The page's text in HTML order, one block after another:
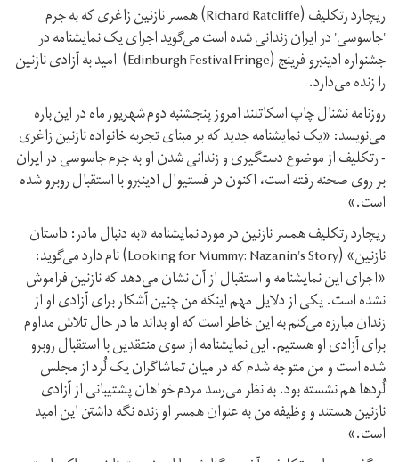
ریچارد رتکلیف (Richard Ratcliffe) همسر نازنین زاغری که به جرم
'جاسوسی' در ایران زندانی شده است می‌گوید اجرای یک نمایشنامه در
جشنواره ادینبرو فرینج (Edinburgh Festival Fringe) امید به آزادی نازنین
را زنده می‌دارد.
روزنامه نشنال چاپ اسکاتلند امروز پنجشنبه دوم شهریور ماه در این باره
می‌نویسد: «یک نمایشنامه جدید که بر مبنای تجربه خانواده نازنین زاغری
- رتکلیف از موضوع دستگیری و زندانی شدن او به جرم جاسوسی در ایران
بر روی صحنه رفته است، اکنون در فستیوال ادینبرو با استقبال روبرو شده
است.»
ریچارد رتکلیف همسر نازنین در مورد نمایشنامه «به دنبال مادر: داستان
نازنین» (Looking for Mummy: Nazanin's Story) نام دارد می‌گوید:
«اجرای این نمایشنامه و استقبال از آن نشان می‌دهد که نازنین فراموش
نشده است. یکی از دلایل مهم اینکه من چنین آشکار برای آزادی او از
زندان مبارزه می‌کنم به این خاطر است که او بداند ما در حال تلاش مداوم
برای آزادی او هستیم. این نمایشنامه از سوی منتقدین با استقبال روبرو
شده است و من متوجه شدم که در میان تماشاگران یک لُرد از مجلس
لُردها هم نشسته بود. به نظر می‌رسد مردم خواهان پشتیبانی از آزادی
نازنین هستند و وظیفه من به عنوان همسر او زنده نگه داشتن این امید
است.»